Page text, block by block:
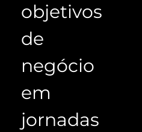
objetivos
de
negócio
em
jornadas